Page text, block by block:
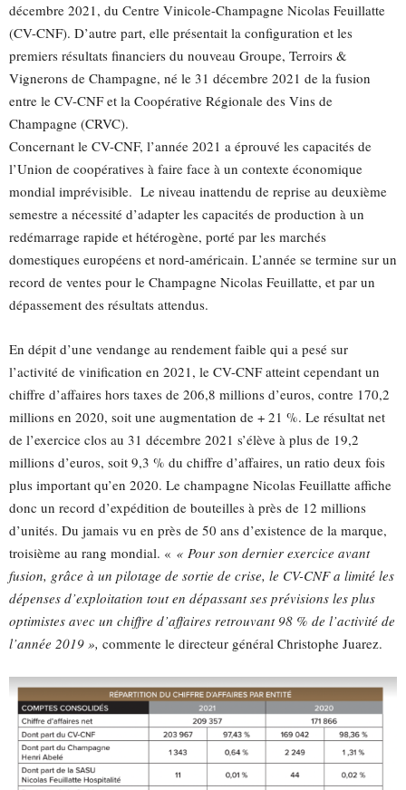
décembre 2021, du Centre Vinicole-Champagne Nicolas Feuillatte
(CV-CNF). D’autre part, elle présentait la configuration et les
premiers résultats financiers du nouveau Groupe, Terroirs &
Vignerons de Champagne, né le 31 décembre 2021 de la fusion
entre le CV-CNF et la Coopérative Régionale des Vins de
Champagne (CRVC).
Concernant le CV-CNF, l’année 2021 a éprouvé les capacités de
l’Union de coopératives à faire face à un contexte économique
mondial imprévisible. Le niveau inattendu de reprise au deuxième
semestre a nécessité d’adapter les capacités de production à un
redémarrage rapide et hétérogène, porté par les marchés
domestiques européens et nord-américain. L’année se termine sur un
record de ventes pour le Champagne Nicolas Feuillatte, et par un
dépassement des résultats attendus.
En dépit d’une vendange au rendement faible qui a pesé sur
l’activité de vinification en 2021, le CV-CNF atteint cependant un
chiffre d’affaires hors taxes de 206,8 millions d’euros, contre 170,2
millions en 2020, soit une augmentation de + 21 %. Le résultat net
de l’exercice clos au 31 décembre 2021 s’élève à plus de 19,2
millions d’euros, soit 9,3 % du chiffre d’affaires, un ratio deux fois
plus important qu’en 2020. Le champagne Nicolas Feuillatte affiche
donc un record d’expédition de bouteilles à près de 12 millions
d’unités. Du jamais vu en près de 50 ans d’existence de la marque,
troisième au rang mondial. « « Pour son dernier exercice avant
fusion, grâce à un pilotage de sortie de crise, le CV-CNF a limité les
dépenses d’exploitation tout en dépassant ses prévisions les plus
optimistes avec un chiffre d’affaires retrouvant 98 % de l’activité de
l’année 2019 », commente le directeur général Christophe Juarez.